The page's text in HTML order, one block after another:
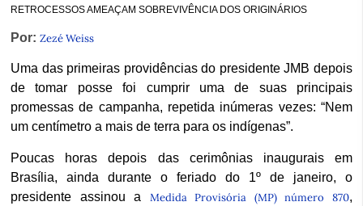
RETROCESSOS AMEAÇAM SOBREVIVÊNCIA DOS ORIGINÁRIOS
Por: Zezé Weiss
Uma das primeiras providências do presidente JMB depois
de tomar posse foi cumprir uma de suas principais
promessas de campanha, repetida inúmeras vezes: “Nem
um centímetro a mais de terra para os indígenas”.
Poucas horas depois das cerimônias inaugurais em
Brasília, ainda durante o feriado do 1º de janeiro, o
presidente assinou a Medida Provisória (MP) número 870,